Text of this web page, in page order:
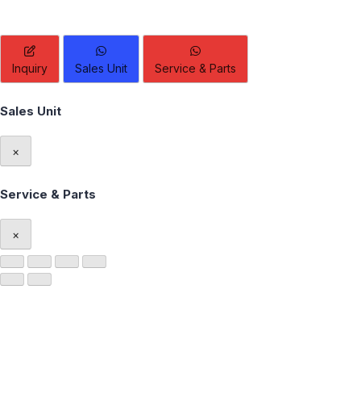
Inquiry Sales Unit Service & Parts
Sales Unit
×
Service & Parts
×